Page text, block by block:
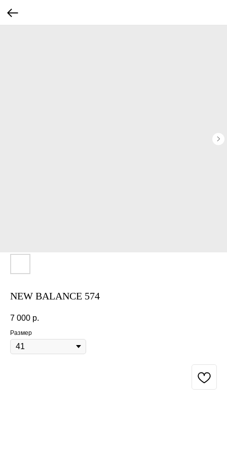
NEW BALANCE 574
7 000 р.
Размер